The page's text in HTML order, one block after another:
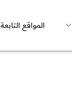
المواقع التابعة